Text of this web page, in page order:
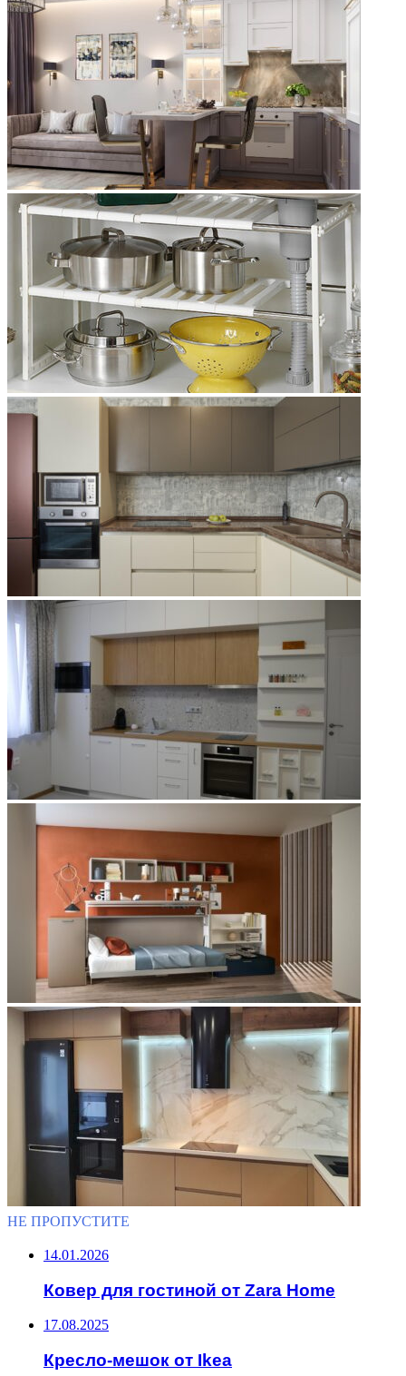
НЕ ПРОПУСТИТЕ
14.01.2026
Ковер для гостиной от Zara Home
17.08.2025
Кресло-мешок от Ikea